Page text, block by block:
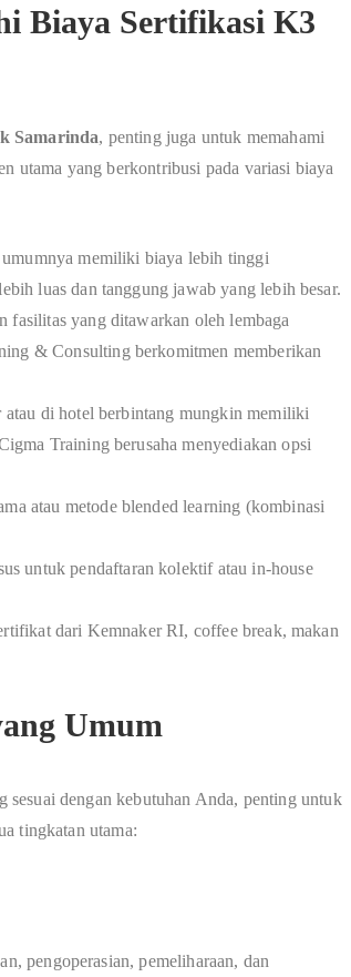
Biaya Sertifikasi K3
Samarinda, penting juga untuk memahami
utama yang berkontribusi pada variasi biaya
memiliki biaya lebih tinggi
luas dan tanggung jawab yang lebih besar.
fasilitas yang ditawarkan oleh lembaga
& Consulting berkomitmen memberikan
atau di hotel berbintang mungkin memiliki
Training berusaha menyediakan opsi
atau metode blended learning (kombinasi
untuk pendaftaran kolektif atau in-house
dari Kemnaker RI, coffee break, makan
Umum
dengan kebutuhan Anda, penting untuk
tingkatan utama:
pengoperasian, pemeliharaan, dan